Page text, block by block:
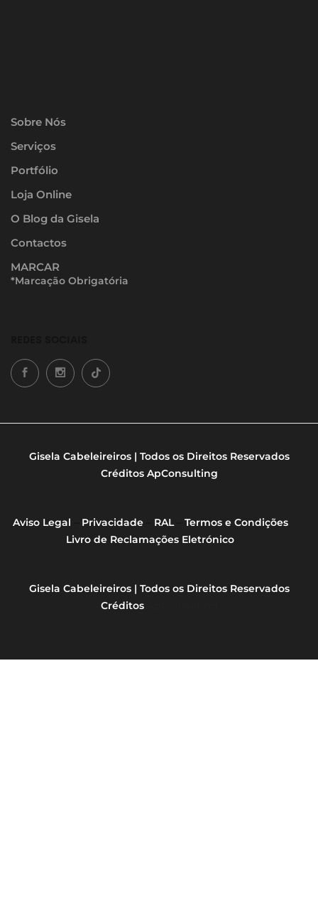
Sobre Nós
Serviços
Portfólio
Loja Online
O Blog da Gisela
Contactos
MARCAR
*Marcação Obrigatória
Gisela Cabeleireiros | Todos os Direitos Reservados
Créditos ApConsulting
Aviso Legal Privacidade– RAL– Termos e Condições
Livro de Reclamações Eletrónico
Gisela Cabeleireiros | Todos os Direitos Reservados
Créditos